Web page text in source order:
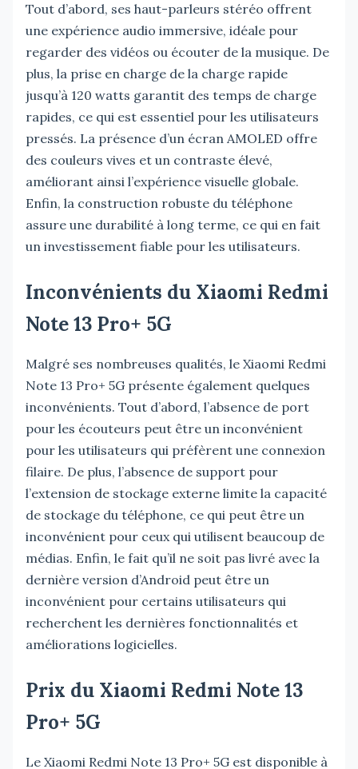
Tout d’abord, ses haut-parleurs stéréo offrent
une expérience audio immersive, idéale pour
regarder des vidéos ou écouter de la musique. De
plus, la prise en charge de la charge rapide
jusqu’à 120 watts garantit des temps de charge
rapides, ce qui est essentiel pour les utilisateurs
pressés. La présence d’un écran AMOLED offre
des couleurs vives et un contraste élevé,
améliorant ainsi l’expérience visuelle globale.
Enfin, la construction robuste du téléphone
assure une durabilité à long terme, ce qui en fait
un investissement fiable pour les utilisateurs.
Inconvénients du Xiaomi Redmi
Note 13 Pro+ 5G
Malgré ses nombreuses qualités, le Xiaomi Redmi
Note 13 Pro+ 5G présente également quelques
inconvénients. Tout d’abord, l’absence de port
pour les écouteurs peut être un inconvénient
pour les utilisateurs qui préfèrent une connexion
filaire. De plus, l’absence de support pour
l’extension de stockage externe limite la capacité
de stockage du téléphone, ce qui peut être un
inconvénient pour ceux qui utilisent beaucoup de
médias. Enfin, le fait qu’il ne soit pas livré avec la
dernière version d’Android peut être un
inconvénient pour certains utilisateurs qui
recherchent les dernières fonctionnalités et
améliorations logicielles.
Prix du Xiaomi Redmi Note 13
Pro+ 5G
Le Xiaomi Redmi Note 13 Pro+ 5G est disponible à